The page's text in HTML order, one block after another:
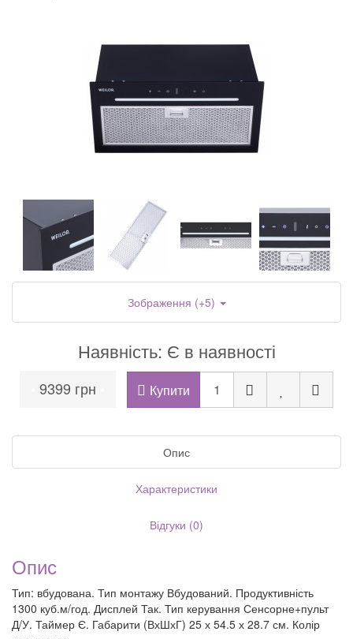
Наявність: Є в наявності
9399 грн Купити
Зображення (+5)
Опис
Характеристики
Відгуки (0)
Опис
Тип: вбудована. Тип монтажу Вбудований. Продуктивність
1300 куб.м/год. Дисплей Так. Тип керування Сенсорне+пульт
Д/У. Таймер Є. Габарити (ВхШхГ) 25 х 54.5 х 28.7 см. Колір